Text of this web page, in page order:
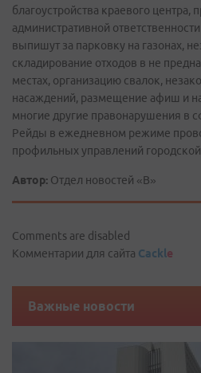
благоустройства краевого центра,
административной
выпишут за парковку на газонах,
складирование отходов в не
местах, организацию свалок,
насаждений, размещение афиш и
многие другие правонарушения в
Рейды в ежедневном режиме
профильных управлений
Автор: Отдел новостей «В»
Comments are disabled
Комментарии для сайта Cackle
Важные новости